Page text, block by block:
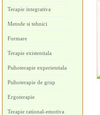
Terapie integrativa
Metode si tehnici
Formare
Terapie existentiala
Psihoterapie experientiala
Psihoterapie de grup
Ergoterapie
Terapie rational-emotiva